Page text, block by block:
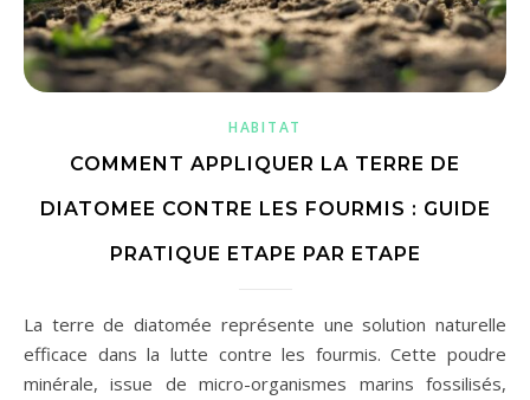
HABITAT
COMMENT APPLIQUER LA TERRE DE
DIATOMEE CONTRE LES FOURMIS : GUIDE
PRATIQUE ETAPE PAR ETAPE
La terre de diatomée représente une solution naturelle
efficace dans la lutte contre les fourmis. Cette poudre
minérale, issue de micro-organismes marins fossilisés,